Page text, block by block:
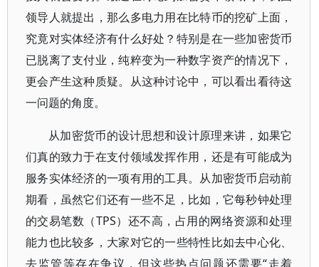
领导人就提出，那么多电力用在比特币的挖矿上面，
究竟对实体经济有什么好处？特别是在一些加密货币
已脱离了支付业，纯粹变为一种数字资产的情况下，
更会产生这种质疑。从这种讨论中，可以看出看待这
一问题的角度。
从加密货币的设计思想和设计原理来讲，如果它
们真的致力于在支付领域发挥作用，还是有可能成为
服务实体经济的一项有用的工具。从加密货币启动前
期看，虽然它们还有一些不足，比如，它每秒钟处理
的交易笔数（TPS）还不高，占用的网络资源和处理
能力也比较多，大家对它的一些特性比如去中心化、
去监管等存在争议，但这些热点问题还需要“走着